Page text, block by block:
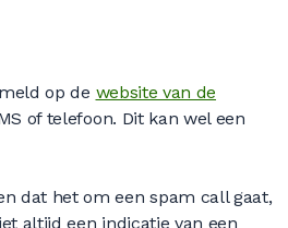
op de website van de
of telefoon. Dit kan wel een
dat het om een spam call gaat,
altijd een indicatie van een